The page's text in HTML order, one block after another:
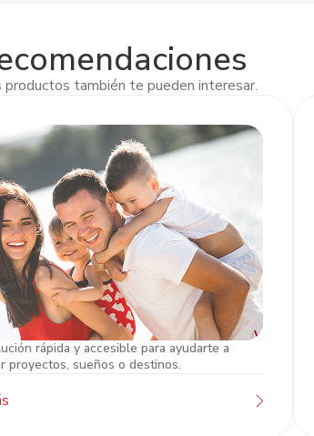
productos también te pueden interesar.
rápida y accesible para ayudarte a
proyectos, sueños o destinos.